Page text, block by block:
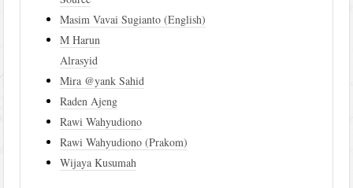
Masim Vavai Sugianto (English)
M Harun
Alrasyid
Mira @yank Sahid
Raden Ajeng
Rawi Wahyudiono
Rawi Wahyudiono (Prakom)
Wijaya Kusumah